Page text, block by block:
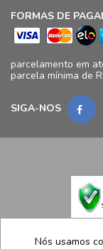
FORMAS DE
parcelamento em
parcela mínima de
SIGA-NOS
LCB
Nós usamos